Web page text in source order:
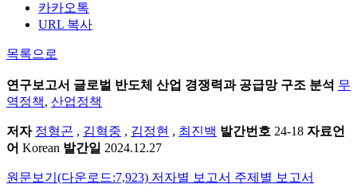
카카오톡
URL 복사
목록으로
연구보고서 글로벌 반도체 산업 경쟁력과 공급망 구조 분석 무
역정책, 산업정책
저자 정형곤 , 김혁중 , 김정현 , 최진백 발간번호 24-18 자료언
어 Korean 발간일 2024.12.27
원문보기(다운로드:7,923) 저자별 보고서 주제별 보고서